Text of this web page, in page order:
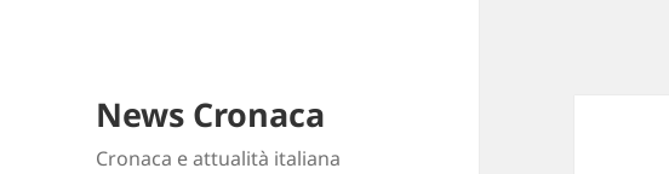
News Cronaca
Cronaca e attualità italiana